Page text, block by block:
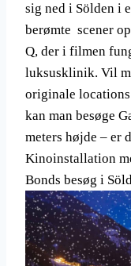
sig ned i Sölden i
berømte scener
Q, der i filmen
luksusklinik. Vil
originale
kan man besøge
meters højde – er
Kinoinstallation
Bonds besøg i